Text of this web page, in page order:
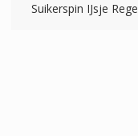
Suikerspin IJsje